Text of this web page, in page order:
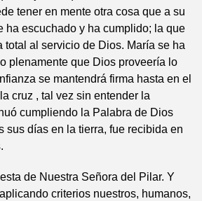
tener en mente otra cosa que a su
ha escuchado y ha cumplido; la que
total al servicio de Dios. María se ha
plenamente que Dios proveería lo
se mantendrá firma hasta en el
cruz , tal vez sin entender la
cumpliendo la Palabra de Dios
sus días en la tierra, fue recibida en
de Nuestra Señora del Pilar. Y
criterios nuestros, humanos,